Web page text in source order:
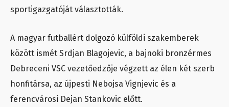
sportigazgatóját választották.
A magyar futballért dolgozó külföldi szakemberek
között ismét Srdjan Blagojevic, a bajnoki bronzérmes
Debreceni VSC vezetőedzője végzett az élen két szerb
honfitársa, az újpesti Nebojsa Vignjevic és a
ferencvárosi Dejan Stankovic előtt.